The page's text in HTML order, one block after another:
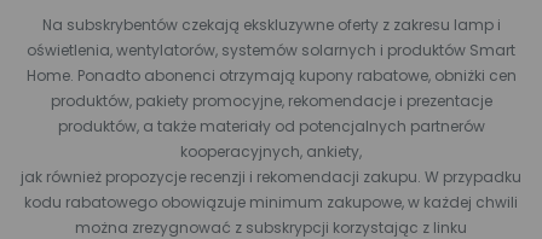
Na subskrybentów czekają ekskluzywne oferty z zakresu lamp i
oświetlenia, wentylatorów, systemów solarnych i produktów Smart
Home. Ponadto abonenci otrzymają kupony rabatowe, obniżki cen
produktów, pakiety promocyjne, rekomendacje i prezentacje
produktów, a także materiały od potencjalnych partnerów
kooperacyjnych, ankiety,
jak również propozycje recenzji i rekomendacji zakupu. W przypadku
kodu rabatowego obowiązuje minimum zakupowe, w każdej chwili
można zrezygnować z subskrypcji korzystając z linku